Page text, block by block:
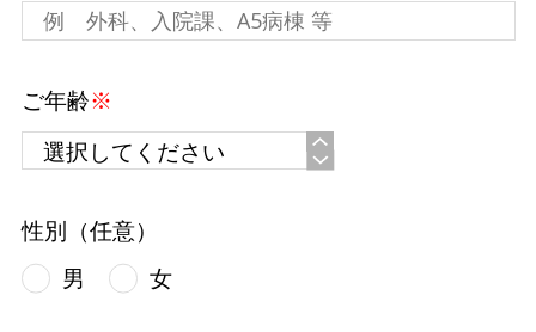
ご年齢※
性別（任意）
男
女